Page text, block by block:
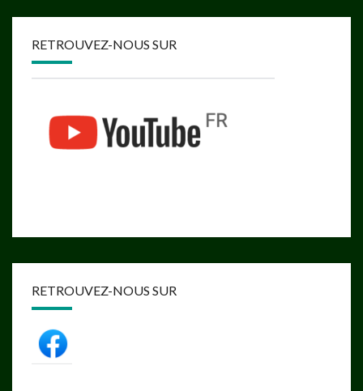
RETROUVEZ-NOUS SUR
RETROUVEZ-NOUS SUR